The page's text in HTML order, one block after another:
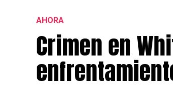
para los dos días, $ 27.500.
Se consiguen en
AHORA
Crimen en